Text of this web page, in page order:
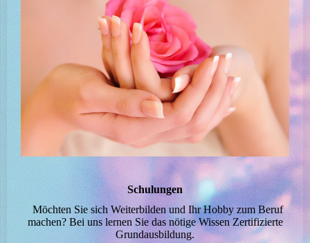
Schulungen
Möchten Sie sich Weiterbilden und Ihr Hobby zum Beruf
machen? Bei uns lernen Sie das nötige Wissen Zertifizierte
Grundausbildung.